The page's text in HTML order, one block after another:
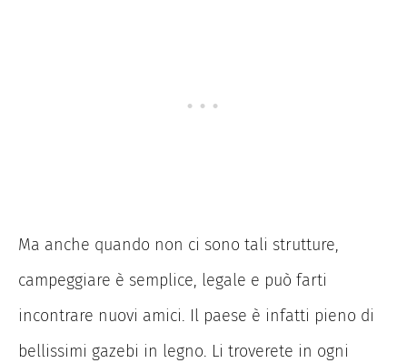
Ma anche quando non ci sono tali strutture,
campeggiare è semplice, legale e può farti
incontrare nuovi amici. Il paese è infatti pieno di
bellissimi gazebi in legno. Li troverete in ogni